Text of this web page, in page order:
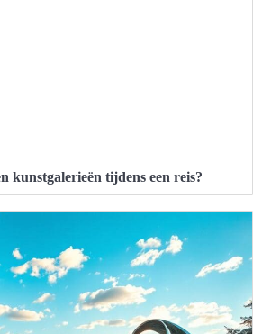
kunstgalerieën tijdens een reis?